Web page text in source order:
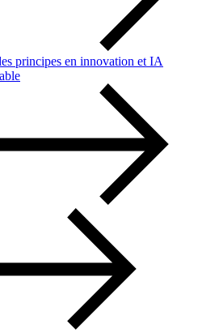
principes en innovation et IA